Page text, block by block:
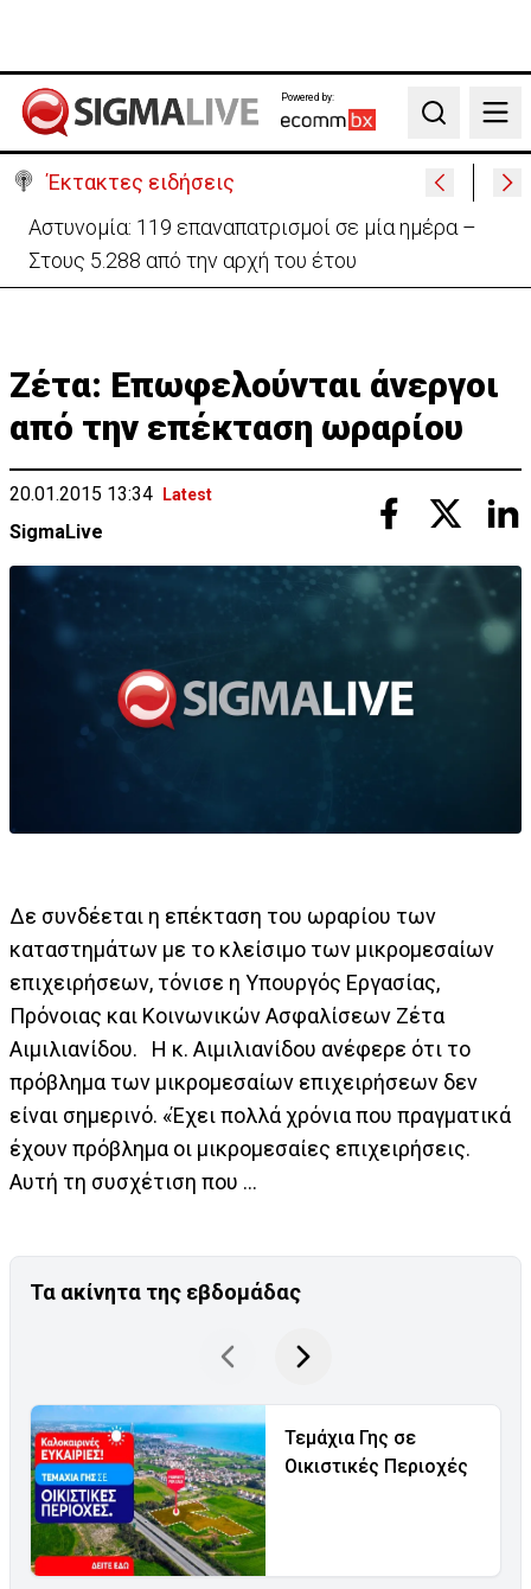
Powered by:
Search
Έκτακτες ειδήσεις
Θέλει να ξαναζωντανέψει την «Corner» o
Προύντζος - «Πληγώνει τις αναμνήσεις»
Ζέτα: Επωφελούνται άνεργοι
από την επέκταση ωραρίου
20.01.2015 13:34 Latest
SigmaLive
Δε συνδέεται η επέκταση του ωραρίου των
καταστημάτων με το κλείσιμο των μικρομεσαίων
επιχειρήσεων, τόνισε η Υπουργός Εργασίας,
Πρόνοιας και Κοινωνικών Ασφαλίσεων Ζέτα
Αιμιλιανίδου. Η κ. Αιμιλιανίδου ανέφερε ότι το
πρόβλημα των μικρομεσαίων επιχειρήσεων δεν
είναι σημερινό. «Έχει πολλά χρόνια που πραγματικά
έχουν πρόβλημα οι μικρομεσαίες επιχειρήσεις.
Αυτή τη συσχέτιση που ...
Τα ακίνητα της εβδομάδας
Τεμάχια Γης σε
Οικιστικές Περιοχές